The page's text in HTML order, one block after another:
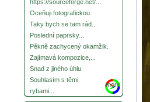
https://sourceforge.net/...
Oceňuji fotografickou
Taky bych se tam rád...
Poslední paprsky...
Pěkně zachycený okamžik.
Zajímavá kompozice,...
Snad z jiného úhlu
Souhlasím s těmi
rybami...
more